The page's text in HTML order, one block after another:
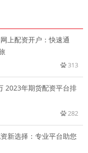
上配资开户：快速通
313
2023年期货配资平台排
282
新选择：专业平台助您